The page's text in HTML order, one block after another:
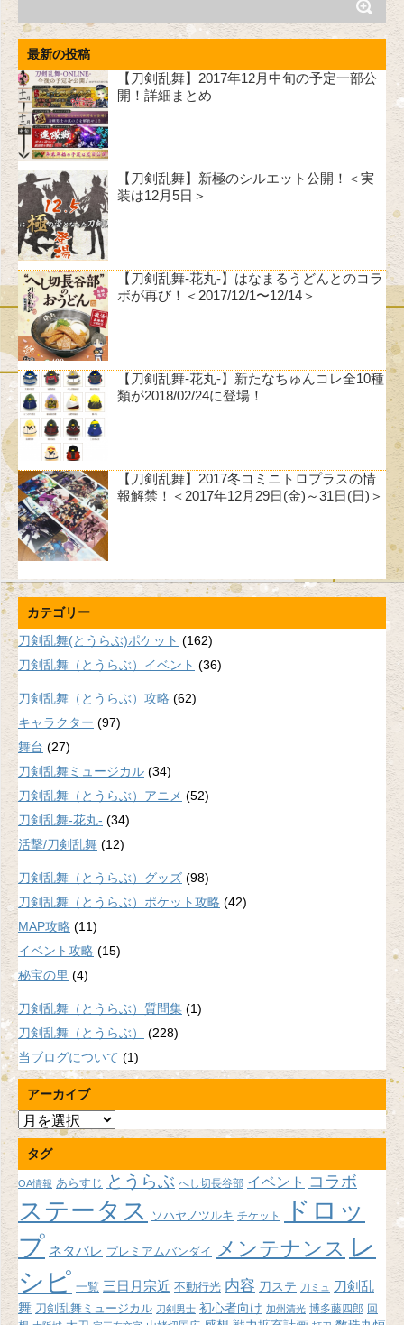
最新の投稿
【刀剣乱舞】2017年12月中旬の予定一部公
開！詳細まとめ
【刀剣乱舞】新極のシルエット公開！＜実
装は12月5日＞
【刀剣乱舞-花丸-】はなまるうどんとのコラ
ボが再び！＜2017/12/1〜12/14＞
【刀剣乱舞-花丸-】新たなちゅんコレ全10種
類が2018/02/24に登場！
【刀剣乱舞】2017冬コミニトロプラスの情
報解禁！＜2017年12月29日(金)～31日(日)＞
カテゴリー
刀剣乱舞(とうらぶ)ポケット (162)
刀剣乱舞（とうらぶ）イベント (36)
刀剣乱舞（とうらぶ）攻略 (62)
キャラクター (97)
舞台 (27)
刀剣乱舞ミュージカル (34)
刀剣乱舞（とうらぶ）アニメ (52)
刀剣乱舞-花丸- (34)
活撃/刀剣乱舞 (12)
刀剣乱舞（とうらぶ）グッズ (98)
刀剣乱舞（とうらぶ）ポケット攻略 (42)
MAP攻略 (11)
イベント攻略 (15)
秘宝の里 (4)
刀剣乱舞（とうらぶ）質問集 (1)
刀剣乱舞（とうらぶ）
(228)
当ブログについて (1)
アーカイブ
ア
ー
カ
イ
ブ
タグ
OA情報 あらすじ とうらぶ へし切長谷部 イベント コラボ
ステータス ソハヤノツルキ チケット
ドロッ
プ ネタバレ プレミアムバンダイ メンテナンス レ
シピ 一覧 三日月宗近 不動行光 内容 刀ステ 刀ミュ
刀剣乱
舞 刀剣乱舞ミュージカル 刀剣男士 初心者向け 加州清光 博多藤四郎 回